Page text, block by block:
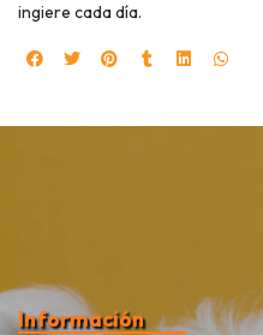
ingiere cada día.
Información